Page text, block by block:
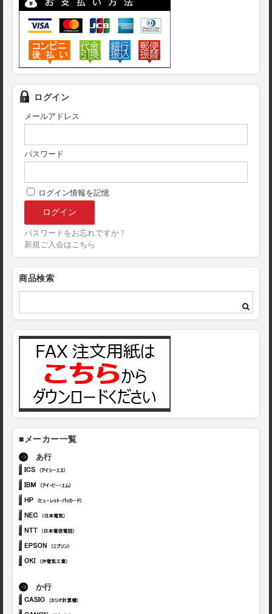
ログイン
メールアドレス
パスワード
ログイン情報を記憶
パスワードをお忘れですか ?
新規ご入会はこちら
商品検索
■メーカー一覧
あ行
か行